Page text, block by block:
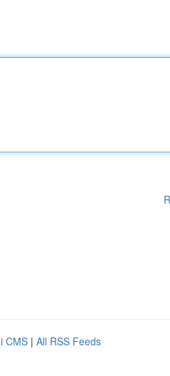
CMS | All RSS Feeds